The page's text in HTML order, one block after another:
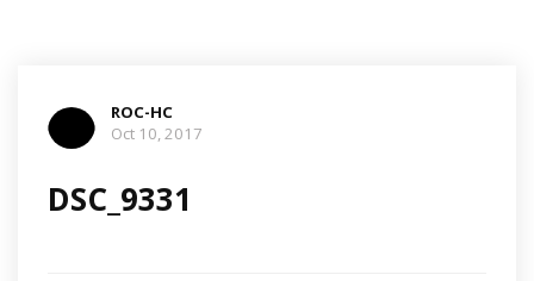
ROC-HC
Oct 10, 2017
DSC_9331